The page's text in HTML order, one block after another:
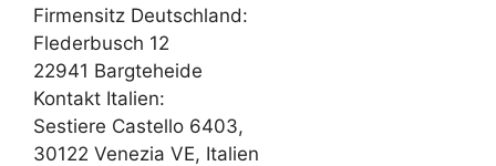
Firmensitz Deutschland:
Flederbusch 12
22941 Bargteheide
Kontakt Italien:
Sestiere Castello 6403,
30122 Venezia VE, Italien